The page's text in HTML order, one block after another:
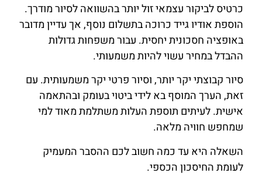
כרטיס לביקור עצמאי זול יותר בהשוואה לסיור מודרך.
הוספת אודיו גייד כרוכה בתשלום נוסף, אך עדיין מדובר
באופציה חסכונית יחסית. עבור משפחות גדולות
ההבדל במחיר עשוי להיות משמעותי.
סיור קבוצתי יקר יותר, וסיור פרטי יקר משמעותית. עם
זאת, הערך המוסף בא לידי ביטוי בעומק ובהתאמה
אישית. לעיתים תוספת העלות משתלמת מאוד למי
שמחפש חוויה מלאה.
השאלה היא עד כמה חשוב לכם ההסבר המעמיק
לעומת החיסכון הכספי.